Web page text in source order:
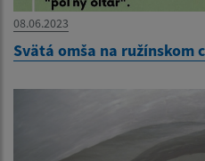
08.06.2023
Svätá omša na ružínskom